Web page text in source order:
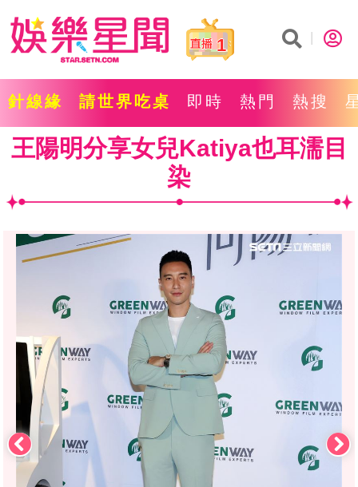
1
針線緣 請世界吃桌 即時 熱門 熱搜
王陽明分享女兒Katiya也耳濡目
染